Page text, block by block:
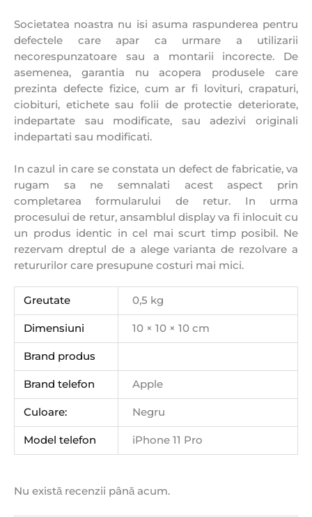
Societatea noastra nu isi asuma raspunderea pentru
defectele care apar ca urmare a utilizarii
necorespunzatoare sau a montarii incorecte. De
asemenea, garantia nu acopera produsele care
prezinta defecte fizice, cum ar fi lovituri, crapaturi,
ciobituri, etichete sau folii de protectie deteriorate,
indepartate sau modificate, sau adezivi originali
indepartati sau modificati.
In cazul in care se constata un defect de fabricatie, va
rugam sa ne semnalati acest aspect prin
completarea formularului de retur. In urma
procesului de retur, ansamblul display va fi inlocuit cu
un produs identic in cel mai scurt timp posibil. Ne
rezervam dreptul de a alege varianta de rezolvare a
retururilor care presupune costuri mai mici.
Greutate 0,5 kg
Dimensiuni 10 × 10 × 10 cm
Brand produs
Brand telefon Apple
Culoare: Negru
Model telefon iPhone 11 Pro
Nu există recenzii până acum.